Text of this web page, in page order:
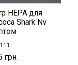
HEPA для
Shark Nv
грн.